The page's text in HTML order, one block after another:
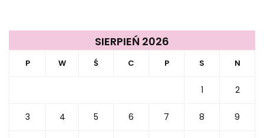
SIERPIEŃ 2026
P W Ś C P S N
1 2
3 4 5 6 7 8 9